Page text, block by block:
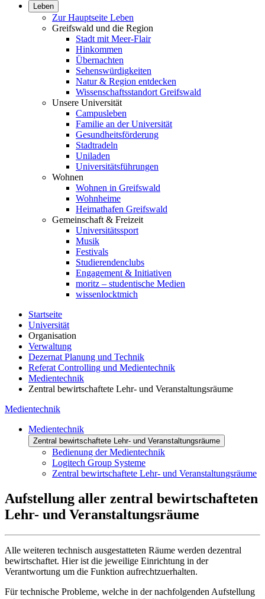
Leben
Zur Hauptseite Leben
Greifswald und die Region
Stadt mit Meer-Flair
Hinkommen
Übernachten
Sehenswürdigkeiten
Natur & Region entdecken
Wissenschaftsstandort Greifswald
Unsere Universität
Campusleben
Familie an der Universität
Gesundheitsförderung
Stadtradeln
Uniladen
Universitätsführungen
Wohnen
Wohnen in Greifswald
Wohnheime
Heimathafen Greifswald
Gemeinschaft & Freizeit
Universitätssport
Musik
Festivals
Studierendenclubs
Engagement & Initiativen
moritz – studentische Medien
wissenlocktmich
Startseite
Universität
Organisation
Verwaltung
Dezernat Planung und Technik
Referat Controlling und Medientechnik
Medientechnik
Zentral bewirtschaftete Lehr- und Veranstaltungsräume
Medientechnik
Medientechnik
Zentral bewirtschaftete Lehr- und Veranstaltungsräume
Bedienung der Medientechnik
Logitech Group Systeme
Zentral bewirtschaftete Lehr- und Veranstaltungsräume
Aufstellung aller zentral bewirtschafteten
Lehr- und Veranstaltungsräume
Alle weiteren technisch ausgestatteten Räume werden dezentral
bewirtschaftet. Hier ist die jeweilige Einrichtung in der
Verantwortung um die Funktion aufrechtzuerhalten.
Für technische Probleme, welche in der nachfolgenden Aufstellung